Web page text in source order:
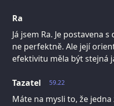
Ra
Já jsem Ra. Je postavena
ne perfektně. Ale její
efektivitu měla být stejná
59.22
Tazatel
Máte na mysli to, že